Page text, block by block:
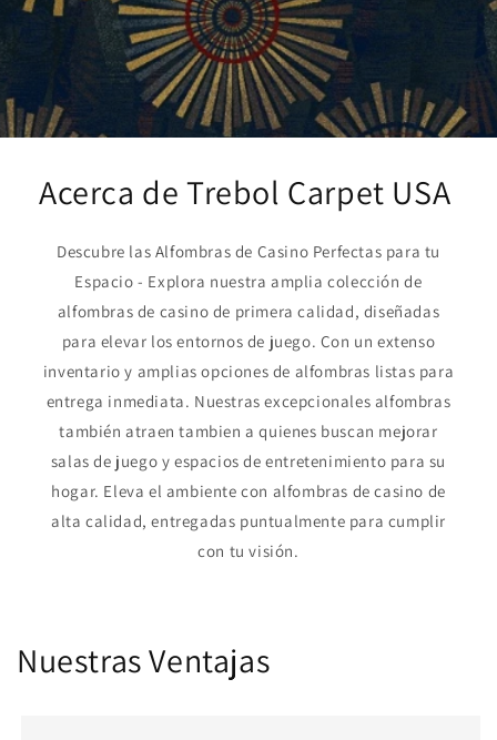
Acerca de Trebol Carpet USA
Descubre las Alfombras de Casino Perfectas para tu
Espacio - Explora nuestra amplia colección de
alfombras de casino de primera calidad, diseñadas
para elevar los entornos de juego. Con un extenso
inventario y amplias opciones de alfombras listas para
entrega inmediata. Nuestras excepcionales alfombras
también atraen tambien a quienes buscan mejorar
salas de juego y espacios de entretenimiento para su
hogar. Eleva el ambiente con alfombras de casino de
alta calidad, entregadas puntualmente para cumplir
con tu visión.
Nuestras Ventajas